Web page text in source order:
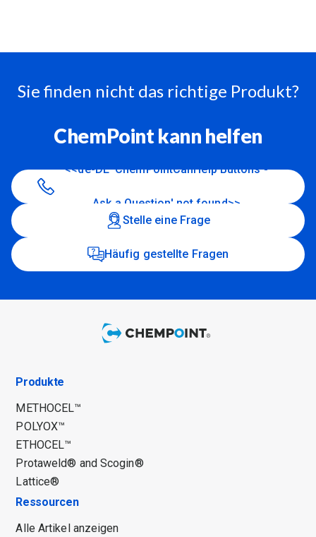
Sie finden nicht das richtige Produkt?
ChemPoint kann helfen
<<de-DE 'ChemPointCanHelp Buttons -
Ask a Question' not found>>
Stelle eine Frage
Häufig gestellte Fragen
Produkte
METHOCEL™
POLYOX™
ETHOCEL™
Protaweld® and Scogin®
Lattice®
Ressourcen
Alle Artikel anzeigen